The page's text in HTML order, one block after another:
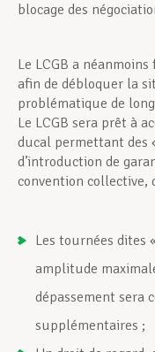
blocage des
Le LCGB a
afin de débloquer la
problématique de
Le LCGB sera prêt à
ducal permettant des
d’introduction de
convention collective,
Les tournées dites
amplitude
dépassement sera
supplémentaires ;